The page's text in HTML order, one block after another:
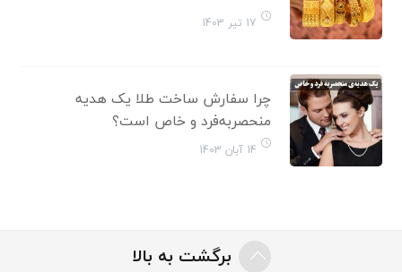
17 تیر 1403
چرا سفارش ساخت طلا یک هدیه
منحصربه‌فرد و خاص است؟
14 آبان 1403
برگشت به بالا